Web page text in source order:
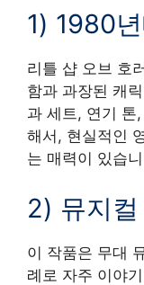
1) 1980
리틀 샵 오브 호
함과 과장된 캐
과 세트, 연기 톤
해서, 현실적인
는 매력이 있습
2) 뮤지
이 작품은 무대
례로 자주 이야